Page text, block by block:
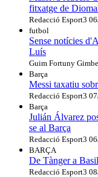
fitxatge de
Redacció Esport3
futbol
Sense notícies
Luís
Guim Fortuny
Barça
Messi taxatiu
Redacció Esport3
Barça
Julián Álvarez
se al Barça
Redacció Esport3
BARÇA
De Tànger a
Redacció Esport3